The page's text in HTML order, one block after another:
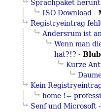
Sprachpaket
ISO Download-
Registryeintrag
Andersrum ist
Wenn man
hat?!? -
Kurze
Kein
home !=
Senf und Microsoft-